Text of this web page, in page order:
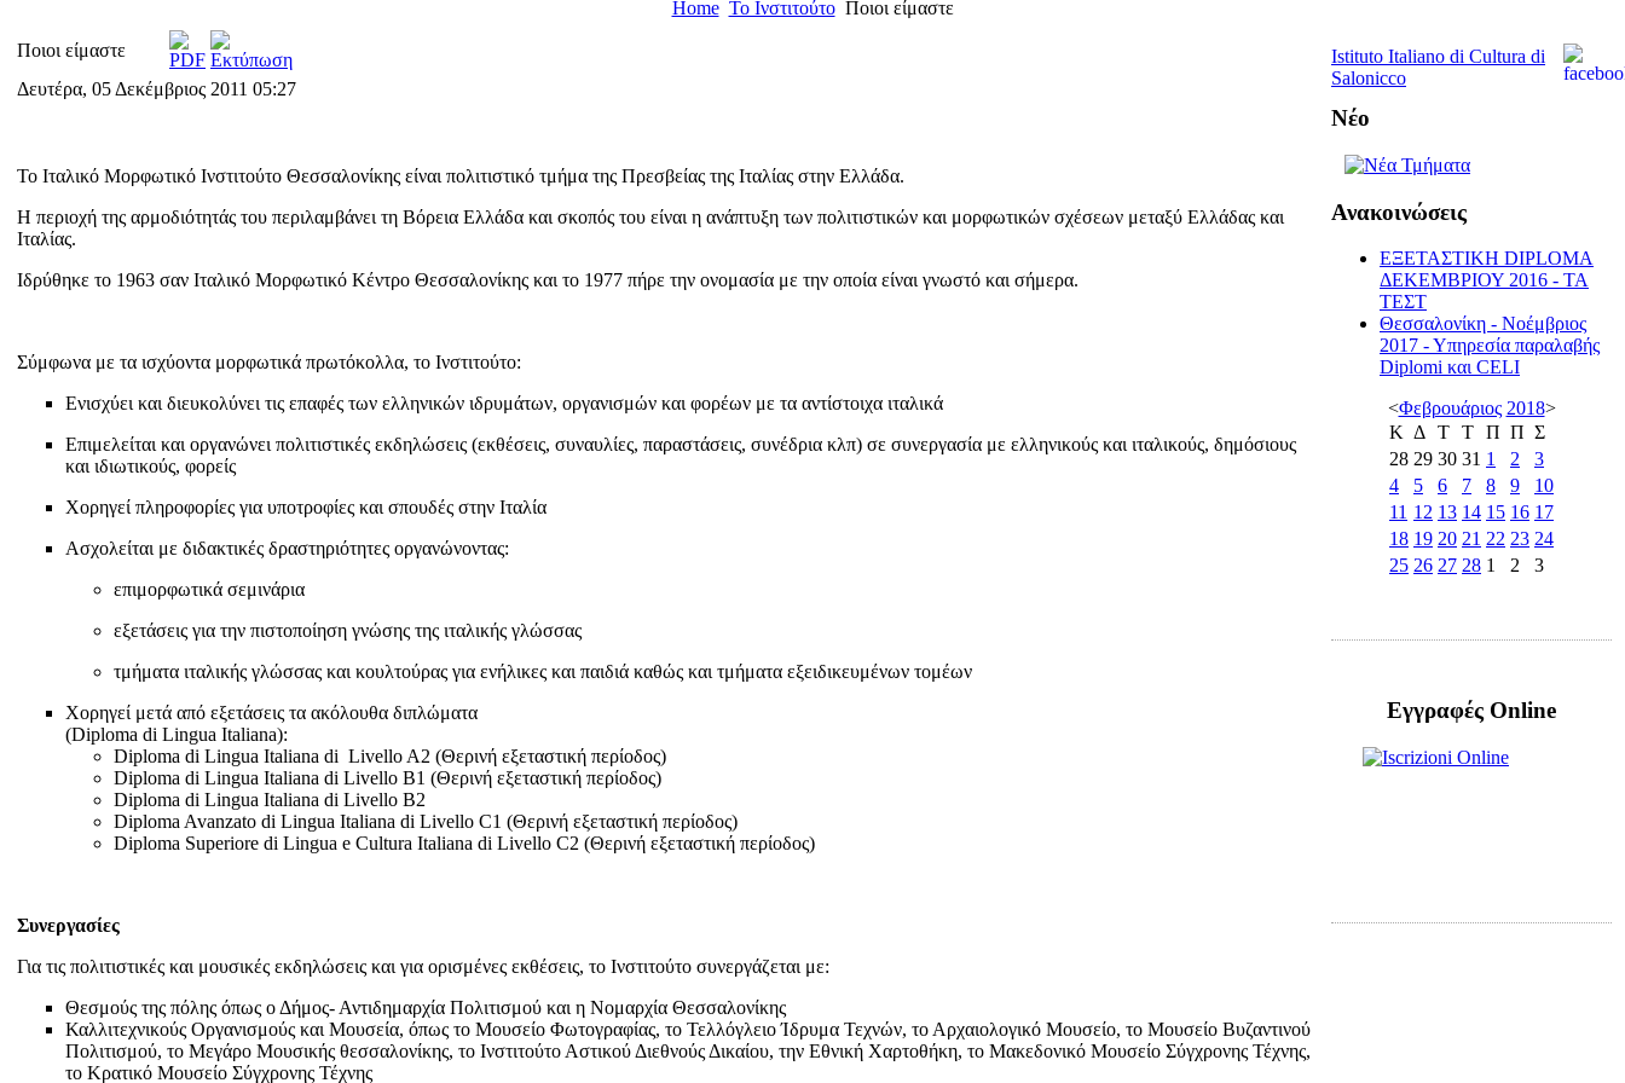
Home Το Ινστιτούτο Ποιοι είμαστε
Ποιοι είμαστε
Δευτέρα, 05 Δεκέμβριος 2011 05:27
Το Ιταλικό Μορφωτικό Ινστιτούτο Θεσσαλονίκης είναι πολιτιστικό τμήμα της Πρεσβείας της Ιταλίας στην Ελλάδα.
Η περιοχή της αρμοδιότητάς του περιλαμβάνει τη Βόρεια Ελλάδα και σκοπός του είναι η ανάπτυξη των πολιτιστικών και μορφωτικών σχέσεων μεταξύ Ελλάδας και
Ιταλίας.
Ιδρύθηκε το 1963 σαν Ιταλικό Μορφωτικό Κέντρο Θεσσαλονίκης και το 1977 πήρε την ονομασία με την οποία είναι γνωστό και σήμερα.
Σύμφωνα με τα ισχύοντα μορφωτικά πρωτόκολλα, το Ινστιτούτο:
Ενισχύει και διευκολύνει τις επαφές των ελληνικών ιδρυμάτων, οργανισμών και φορέων με τα αντίστοιχα ιταλικά
Επιμελείται και οργανώνει πολιτιστικές εκδηλώσεις (εκθέσεις, συναυλίες, παραστάσεις, συνέδρια κλπ) σε συνεργασία με ελληνικούς και ιταλικούς, δημόσιους
και ιδιωτικούς, φορείς
Χορηγεί πληροφορίες για υποτροφίες και σπουδές στην Ιταλία
Ασχολείται με διδακτικές δραστηριότητες οργανώνοντας:
επιμορφωτικά σεμινάρια
εξετάσεις για την πιστοποίηση γνώσης της ιταλικής γλώσσας
τμήματα ιταλικής γλώσσας και κουλτούρας για ενήλικες και παιδιά καθώς και τμήματα εξειδικευμένων τομέων
Χορηγεί μετά από εξετάσεις τα ακόλουθα διπλώματα
(Diploma di Lingua Italiana):
Diploma di Lingua Italiana di Livello A2 (Θερινή εξεταστική περίοδος)
Diploma di Lingua Italiana di Livello B1 (Θερινή εξεταστική περίοδος)
Diploma di Lingua Italiana di Livello B2
Diploma Avanzato di Lingua Italiana di Livello C1 (Θερινή εξεταστική περίοδος)
Diploma Superiore di Lingua e Cultura Italiana di Livello C2 (Θερινή εξεταστική περίοδος)
Συνεργασίες
Για τις πολιτιστικές και μουσικές εκδηλώσεις και για ορισμένες εκθέσεις, το Ινστιτούτο συνεργάζεται με:
Θεσμούς της πόλης όπως ο Δήμος- Αντιδημαρχία Πολιτισμού και η Νομαρχία Θεσσαλονίκης
Καλλιτεχνικούς Οργανισμούς και Μουσεία, όπως το Μουσείο Φωτογραφίας, το Τελλόγλειο Ίδρυμα Τεχνών, το Αρχαιολογικό Μουσείο, το Μουσείο Βυζαντινού
Πολιτισμού, το Μεγάρο Μουσικής θεσσαλονίκης, το Ινστιτούτο Αστικού Διεθνούς Δικαίου, την Εθνική Χαρτοθήκη, το Μακεδονικό Μουσείο Σύγχρονης Τέχνης,
το Κρατικό Μουσείο Σύγχρονης Τέχνης
Istituto Italiano di Cultura di
Salonicco
Νέο
Ανακοινώσεις
ΕΞΕΤΑΣΤΙΚΗ DIPLOMA
ΔΕΚΕΜΒΡΙΟΥ 2016 - TA
ΤΕΣΤ
Θεσσαλονίκη - Νοέμβριος
2017 - Υπηρεσία παραλαβής
Diplomi και CELI
<Φεβρουάριος 2018>
Κ Δ Τ Τ Π Π Σ
28 29 30 31 1 2
3
4
5 6 7 8 9
10
11 12 13 14 15 16 17
18 19 20 21 22 23 24
25 26 27 28 1 2 3
Εγγραφές Online